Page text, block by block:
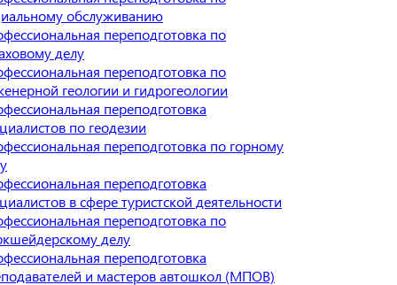
обслуживанию
переподготовка по
делу
переподготовка по
геологии и гидрогеологии
переподготовка
по геодезии
переподготовка по горному
переподготовка
в сфере туристской деятельности
переподготовка по
делу
переподготовка
и мастеров автошкол (МПОВ)